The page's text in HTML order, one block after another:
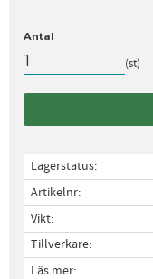
Antal
st
Lagerstatus
Artikelnr
Vikt
Tillverkare
Läs mer